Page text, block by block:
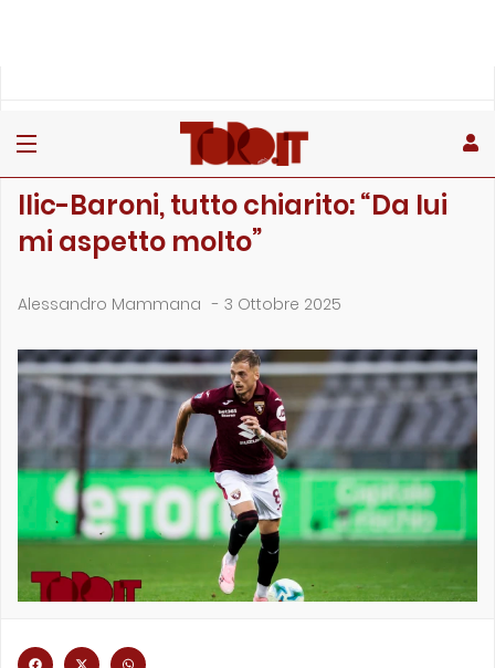
Ilic-Baroni, tutto chiarito: “Da lui
mi aspetto molto”
Alessandro Mammana - 3 Ottobre 2025